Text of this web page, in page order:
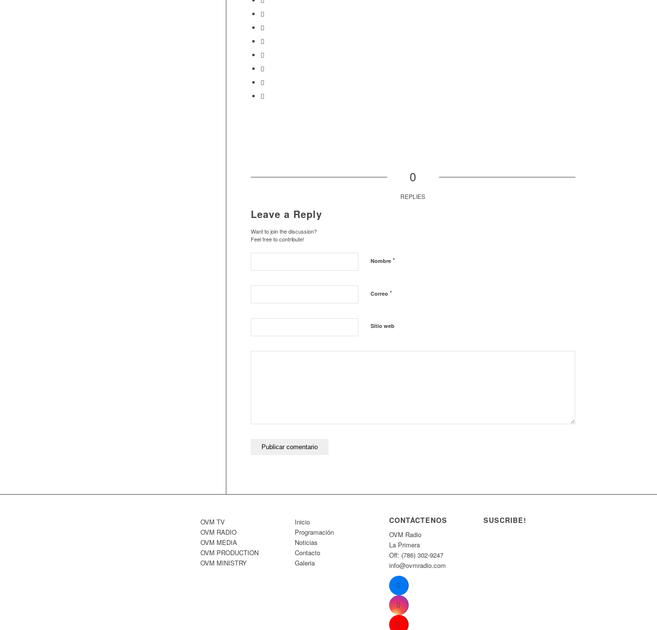
0
REPLIES
Leave a Reply
Want to join the discussion?
Feel free to contribute!
Nombre *
Correo *
Sitio web
OVM TV
OVM RADIO
OVM MEDIA
OVM PRODUCTION
OVM MINISTRY
Inicio
Programación
Noticias
Contacto
Galeria
CONTÁCTENOS
OVM Radio
La Primera
Off: (786) 302-9247
info@ovmradio.com
SUSCRIBE!